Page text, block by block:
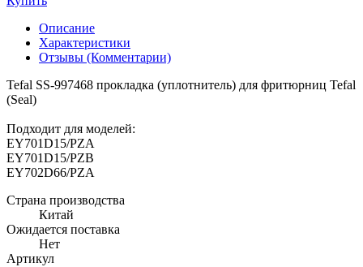
Описание
Характеристики
Отзывы (Комментарии)
Tefal SS-997468 прокладка (уплотнитель) для фритюрниц Tefal
(Seal)
Подходит для моделей:
EY701D15/PZA
EY701D15/PZB
EY702D66/PZA
Страна производства
Китай
Ожидается поставка
Нет
Артикул